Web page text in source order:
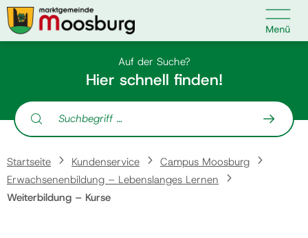
Kontakt 
Suche nach:
Startseite
Kundenservice
Auf der Suche?
Hier schnell finden!
Suche nach:
Startseite Kundenservice
Campus Moosburg
Erwachsenenbildung – Lebenslanges Lernen
Weiterbildung – Kurse